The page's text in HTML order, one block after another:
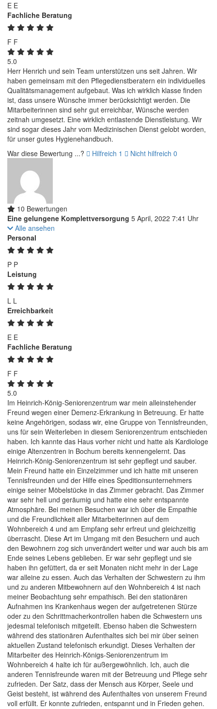
E E
Fachliche Beratung
F F
5.0
Herr Henrich und sein Team unterstützen uns seit Jahren. Wir
haben gemeinsam mit den Pflegedienstberatern ein individuelles
Qualitätsmanagement aufgebaut. Was ich wirklich klasse finden
ist, dass unsere Wünsche immer berücksichtigt werden. Die
Mitarbeiterinnen sind sehr gut erreichbar, Wünsche werden
zeitnah umgesetzt. Eine wirklich entlastende Dienstleistung. Wir
sind sogar dieses Jahr vom Medizinischen Dienst gelobt worden,
für unser gutes Hygienehandbuch.
War diese Bewertung ...?
Hilfreich 1 Nicht hilfreich 0
10 Bewertungen
Eine gelungene Komplettversorgung 5 April, 2022 7:41 Uhr
Alle ansehen
Personal
P P
Leistung
L L
Erreichbarkeit
E E
Fachliche Beratung
F F
5.0
Im Heinrich-König-Seniorenzentrum war mein alleinstehender
Freund wegen einer Demenz-Erkrankung in Betreuung. Er hatte
keine Angehörigen, sodass wir, eine Gruppe von Tennisfreunden,
uns für sein Weiterleben in diesem Seniorenzentrum entschieden
haben. Ich kannte das Haus vorher nicht und hatte als Kardiologe
einige Altenzentren in Bochum bereits kennengelernt. Das
Heinrich-König-Seniorenzentrum ist sehr gepflegt und sauber.
Mein Freund hatte ein Einzelzimmer und ich hatte mit unseren
Tennisfreunden und der Hilfe eines Speditionsunternehmers
einige seiner Möbelstücke in das Zimmer gebracht. Das Zimmer
war sehr hell und geräumig und hatte eine sehr entspannte
Atmosphäre. Bei meinen Besuchen war ich über die Empathie
und die Freundlichkeit aller Mitarbeiterinnen auf dem
Wohnbereich 4 und am Empfang sehr erfreut und gleichzeitig
überrascht. Diese Art im Umgang mit den Besuchern und auch
den Bewohnern zog sich unverändert weiter und war auch bis am
Ende seines Lebens geblieben. Er war sehr gepflegt und sie
haben ihn gefüttert, da er seit Monaten nicht mehr in der Lage
war alleine zu essen. Auch das Verhalten der Schwestern zu ihm
und zu anderen Mitbewohnern auf den Wohnbereich 4 ist nach
meiner Beobachtung sehr empathisch. Bei den stationären
Aufnahmen ins Krankenhaus wegen der aufgetretenen Stürze
oder zu den Schrittmacherkontrollen haben die Schwestern uns
jedesmal telefonisch mitgeteilt. Ebenso haben die Schwestern
während des stationären Aufenthaltes sich bei mir über seinen
aktuellen Zustand telefonisch erkundigt. Dieses Verhalten der
Mitarbeiter des Heinrich-Königs-Seniorenzentrum im
Wohnbereich 4 halte ich für außergewöhnlich. Ich, auch die
anderen Tennisfreunde waren mit der Betreuung und Pflege sehr
zufrieden. Der Satz, dass der Mensch aus Körper, Seele und
Geist besteht, ist während des Aufenthaltes von unserem Freund
voll erfüllt. Er konnte zufrieden, entspannt und in Frieden gehen.